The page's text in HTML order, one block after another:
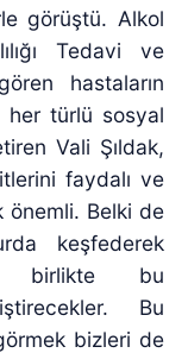
görüştü. Alkol
Tedavi ve
hastaların
her türlü sosyal
Vali Şıldak,
faydalı ve
önemli. Belki de
keşfederek
birlikte bu
Bu
bizleri de